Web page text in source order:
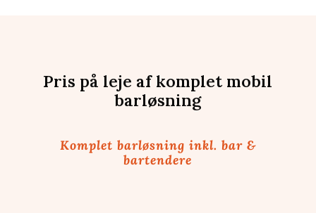
Pris på leje af komplet mobil
barløsning
Komplet barløsning inkl. bar &
bartendere